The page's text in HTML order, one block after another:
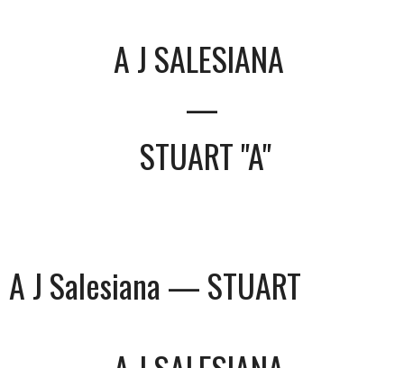
A J SALESIANA
—
STUART "A"
A J Salesiana — STUART